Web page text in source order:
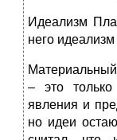
Идеализм
него
– это
явления и
но идеи